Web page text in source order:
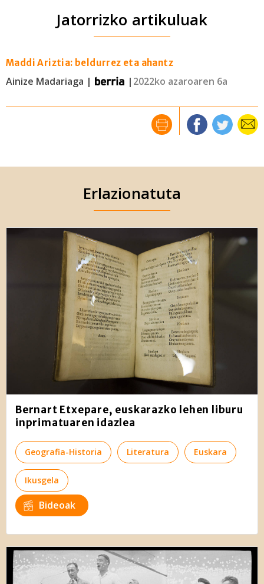
Jatorrizko artikuluak
Maddi Ariztia: beldurrez eta ahantz
Ainize Madariaga | | 2022ko azaroaren 6a
Erlazionatuta
Bernart Etxepare, euskarazko lehen liburu
inprimatuaren idazlea
Geografia-Historia Literatura Euskara
Ikusgela
Bideoak